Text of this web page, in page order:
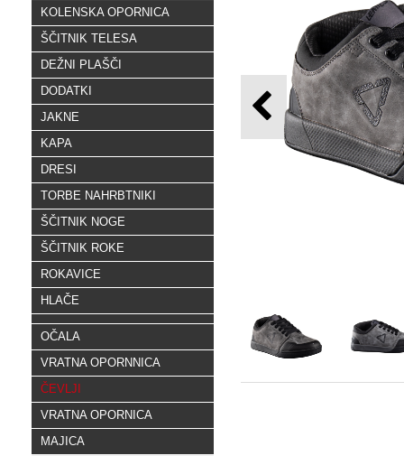
KOLENSKA OPORNICA
ŠČITNIK TELESA
DEŽNI PLAŠČI
DODATKI
JAKNE
KAPA
DRESI
TORBE NAHRBTNIKI
ŠČITNIK NOGE
ŠČITNIK ROKE
ROKAVICE
HLAČE
OČALA
VRATNA OPORNNICA
ČEVLJI
VRATNA OPORNICA
MAJICA